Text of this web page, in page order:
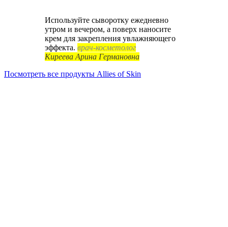
Используйте сыворотку ежедневно
утром и вечером, а поверх наносите
крем для закрепления увлажняющего
эффекта. врач-косметолог
Киреева Арина Германовна
Посмотреть все продукты Allies of Skin